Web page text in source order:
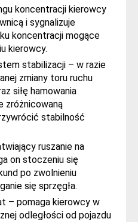
koncentracji kierowcy
i sygnalizuje
koncentracji mogące
kierowcy.
stabilizacji – w razie
zmiany toru ruchu
siłę hamowania
zróżnicowaną
stabilność
ruszanie na
on stoczeniu się
po zwolnieniu
się sprzęgła.
– pomaga kierowcy w
odległości od pojazdu